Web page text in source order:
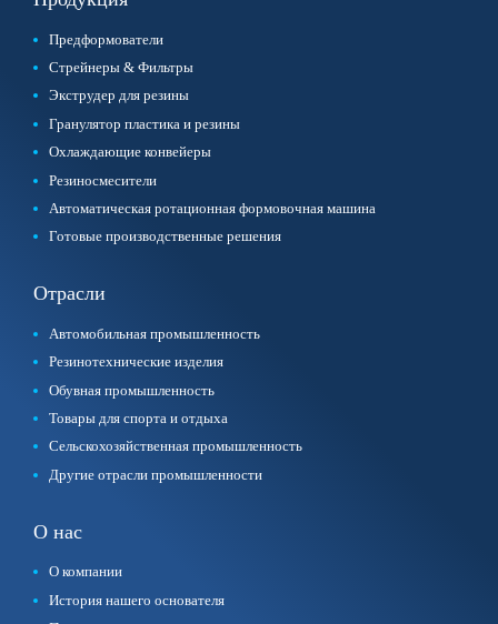
Предформователи
Стрейнеры & Фильтры
Экструдер для резины
Гранулятор пластика и резины
Охлаждающие конвейеры
Резиносмесители
Автоматическая ротационная формовочная машина
Готовые производственные решения
Отрасли
Автомобильная промышленность
Резинотехнические изделия
Обувная промышленность
Товары для спорта и отдыха
Сельскохозяйственная промышленность
Другие отрасли промышленности
О нас
О компании
История нашего основателя